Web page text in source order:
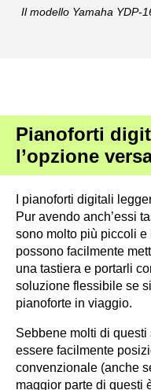
Il modello Yamaha YDP-
Pianoforti
l’opzione
I pianoforti digitali
Pur avendo anch’essi
sono molto più piccoli
possono facilmente
una tastiera e portarli
soluzione flessibile se
pianoforte in viaggio.
Sebbene molti di
essere facilmente
convenzionale (anche
maggior parte di questi